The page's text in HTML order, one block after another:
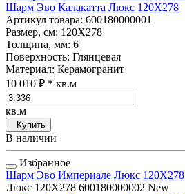
Шарм Эво Калакатта Люкс 120Х278
Артикул товара: 600180000001
Размер, см: 120Х278
Толщина, мм: 6
Поверхность: Глянцевая
Материал: Керамогранит
10 010 ₽ * кв.м
кв.м
Купить
В наличии
Избранное
Шарм Эво Империале Люкс 120Х278
Люкс 120Х278 600180000002 New